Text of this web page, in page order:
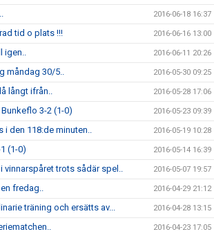
2016-06-18 16:37
tid o plats !!! 2016-06-16 13:00
igen.. 2016-06-11 20:26
måndag 30/5.. 2016-05-30 09:25
långt ifrån.. 2016-05-28 17:06
3-2 (1-0) 2016-05-23 09:39
i den 118:de minuten.. 2016-05-19 10:28
(1-0) 2016-05-14 16:39
vinnarspåret trots sådär spel.. 2016-05-07 19:57
fredag.. 2016-04-29 21:12
träning och ersätts av... 2016-04-28 13:15
2016-04-23 17:05